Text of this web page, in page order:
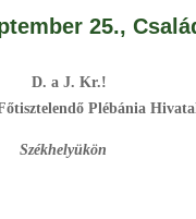
25.,
D. a J. Kr.!
Plébánia